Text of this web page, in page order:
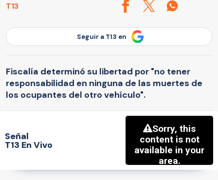
T13
Seguir a T13 en
Fiscalía determinó su libertad por "no tener
responsabilidad en ninguna de las muertes de
los ocupantes del otro vehículo".
Señal
T13 En Vivo